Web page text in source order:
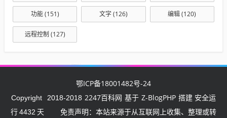
功能(151) 文字(126) 编辑(120)
远程控制 (127)
鄂ICP备18001482号-24
Copyright 2018-2018 2247百科网 基于 Z-BlogPHP 搭建 安全运
行4432 天 免责声明：本站来源于从互联网上收集、整理或转